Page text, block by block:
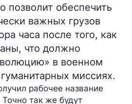
позволит обеспечить
важных грузов
часа после того, как
что должно
в военном
миссиях.
рабочее название
Точно так же будут